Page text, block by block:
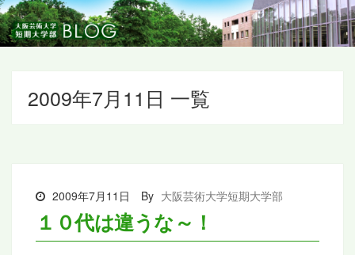
2009年7月11日 一覧
2009年7月11日 By 大阪芸術大学短期大学部
１０代は違うな～！